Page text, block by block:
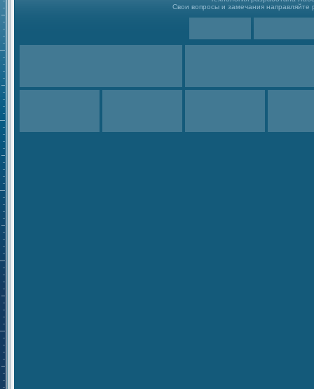
Свои вопросы и замечания